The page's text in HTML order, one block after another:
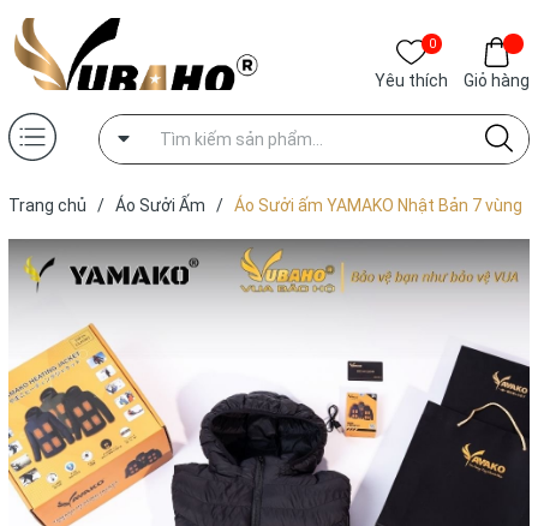
0
Yêu thích Giỏ hàng
Trang chủ / Áo Sưởi Ấm / Áo Sưởi ấm YAMAKO Nhật Bản 7 vùng